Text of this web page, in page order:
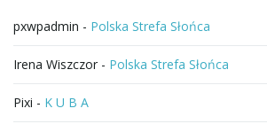
pxwpadmin - Polska Strefa Słońca
Irena Wiszczor - Polska Strefa Słońca
Pixi - K U B A